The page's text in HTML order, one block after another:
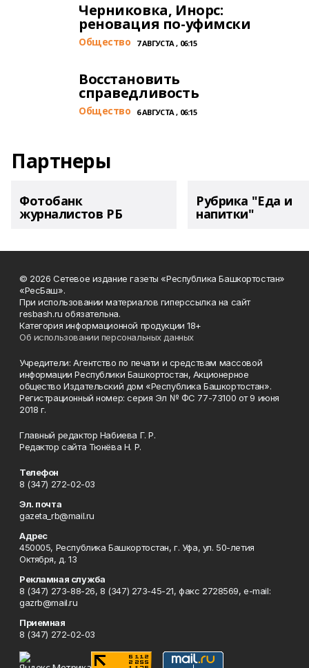
Черниковка, Инорс:
реновация по-уфимски
Общество 7 АВГУСТА , 06:15
Восстановить
справедливость
Общество 6 АВГУСТА , 06:15
Партнеры
Фотобанк
журналистов РБ
Рубрика "Еда и
напитки"
© 2026 Сетевое издание газеты «Республика Башкортостан»
«РесБаш».
При использовании материалов гиперссылка на сайт
resbash.ru обязательна.
Категория информационной продукции 18+
Об использовании персональных данных
Учредители: Агентство по печати и средствам массовой
информации Республики Башкортостан, Акционерное
общество Издательский дом «Республика Башкортостан».
Регистрационный номер: серия Эл № ФС 77-73100 от 9 июня
2018 г.
Главный редактор Набиева Г. Р.
Редактор сайта Тюнёва Н. Р.
Телефон
8 (347) 272-02-03
Эл. почта
gazeta_rb@mail.ru
Адрес
450005, Республика Башкортостан, г. Уфа, ул. 50-летия
Октября, д. 13
Рекламная служба
8 (347) 273-88-26, 8 (347) 273-45-21, факс 2728569, e-mail:
gazrb@mail.ru
Приемная
8 (347) 272-02-03